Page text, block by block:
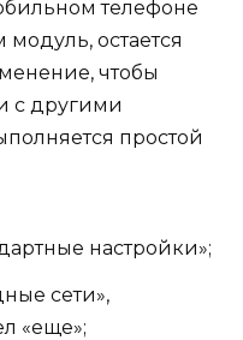
телефоне
остается
чтобы
с другими
простой
настройки»;
сети»,
«еще»;